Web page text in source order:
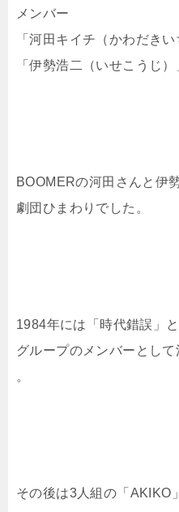
メンバー
「河田キイチ（かわだきい
「伊勢浩二（いせこうじ）
BOOMERの河田さんと伊
劇団ひまわりでした。
1984年には「時代錯誤」
グループのメンバーとし
。
その後は3人組の「AKIKO